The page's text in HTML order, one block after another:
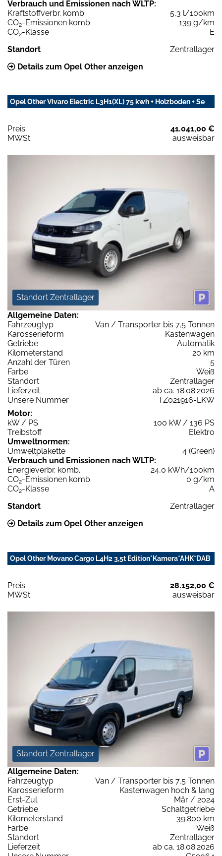
Verbrauch und Emissionen nach WLTP:
Kraftstoffverbr. komb.
5,3 l/100km
CO2-Emissionen komb.
139 g/km
CO2-Klasse
E
Standort
Zentrallager
Details zum Opel Other anzeigen
Opel Other Vivaro Electric L3H1(XL) 75 kwh + Holzboden + Se
Preis:
41.041,00 €
MWSt:
ausweisbar
Standort Zentrallager
Allgemeine Daten:
Fahrzeugtyp
Van / Transporter bis 7,5 Tonnen
Karosserieform
Kastenwagen
Getriebe
Automatik
Kilometerstand
20 km
Anzahl der Türen
5
Farbe
Weiß
Standort
Zentrallager
Lieferzeit
ab ca. 18.08.2026
Unsere Nummer
TZ021916-LKW
Motor:
kW / PS
100 kW / 136 PS
Treibstoff
Elektro
Umweltnormen:
Umweltplakette
4 (Green)
Verbrauch und Emissionen nach WLTP:
Energieverbr. komb.
24,0 kWh/100km
CO2-Emissionen komb.
0 g/km
CO2-Klasse
A
Standort
Zentrallager
Details zum Opel Other anzeigen
Opel Other Movano Cargo L4H2 3,5t Edition*Kamera*AHK*DAB
Preis:
28.152,00 €
MWSt:
ausweisbar
Standort Zentrallager
Allgemeine Daten:
Fahrzeugtyp
Van / Transporter bis 7,5 Tonnen
Karosserieform
Kastenwagen hoch & lang
Erst-Zul.
Mär / 2024
Getriebe
Schaltgetriebe
Kilometerstand
39.800 km
Farbe
Weiß
Standort
Zentrallager
Lieferzeit
ab ca. 18.08.2026